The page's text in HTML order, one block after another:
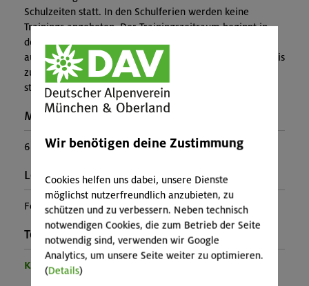
Schulzeiten statt. In den Schulferien werden keine
Trainings angeboten. Der Trainingszeitraum beginnt in
der ersten Oktoberwoche und endet nach 30 Terminen
automatisch. Es besteht kein Erstattungsanspruch, falls bis
zu 8 Einzeltermine wegen Ausfalls eines Trainers nicht
stattfinden können.
Maximale Teilnehmerzahl:
6
Leiter*in:
Felizia Köster
Teilprogramm:
Kinder- und Jugendprogramm
Wir benötigen deine Zustimmung
Cookies helfen uns dabei, unsere Dienste
möglichst nutzerfreundlich anzubieten, zu
schützen und zu verbessern. Neben technisch
notwendigen Cookies, die zum Betrieb der Seite
notwendig sind, verwenden wir Google
Analytics, um unsere Seite weiter zu optimieren.
(Details)